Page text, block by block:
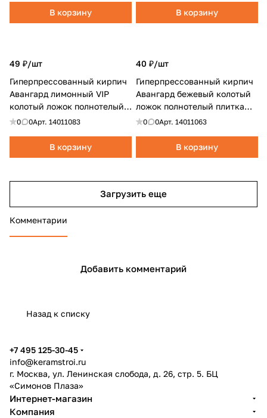
В корзину В корзину
49 ₽/шт
Гиперпрессованный кирпич
Авангард лимонный VIP
колотый ложок полнотелый
плитка цокольная
0 0Арт. 14011083
В корзину
40 ₽/шт
Гиперпрессованный кирпич
Авангард бежевый колотый
ложок полнотелый плитка
цокольная
0 0Арт. 14011063
В корзину
Загрузить еще
Комментарии
Добавить комментарий
Назад к списку
+7 495 125-30-45
info@keramstroi.ru
г. Москва, ул. Ленинская слобода, д. 26, стр. 5. БЦ
«Симонов Плаза»
Интернет-магазин
Компания